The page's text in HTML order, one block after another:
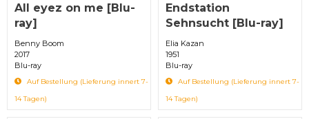
All eyez on me [Blu-
ray]
Benny Boom
2017
Blu-ray
Auf Bestellung (Lieferung innert 7-
14 Tagen)
Endstation
Sehnsucht [Blu-ray]
Elia Kazan
1951
Blu-ray
Auf Bestellung (Lieferung innert 7-
14 Tagen)